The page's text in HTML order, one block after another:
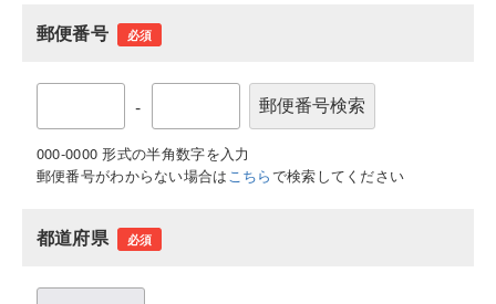
郵便番号 必須
-
000-0000 形式の半角数字を入力
郵便番号がわからない場合はこちらで検索してください
都道府県 必須